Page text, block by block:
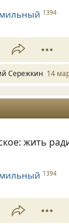
1394
Сережкин 14
жить
1394